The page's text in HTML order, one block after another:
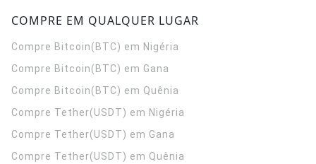
COMPRE EM QUALQUER LUGAR
Compre Bitcoin(BTC) em Nigéria
Compre Bitcoin(BTC) em Gana
Compre Bitcoin(BTC) em Quênia
Compre Tether(USDT) em Nigéria
Compre Tether(USDT) em Gana
Compre Tether(USDT) em Quênia